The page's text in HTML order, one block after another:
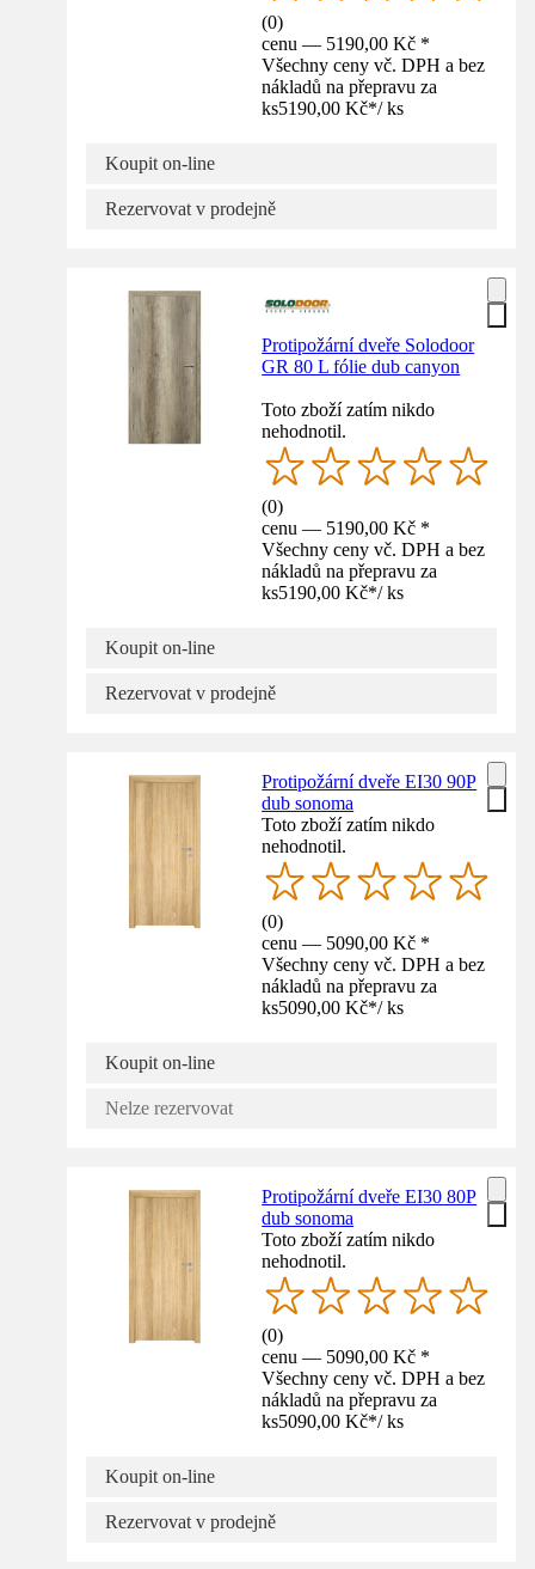
(0)
cenu — 5190,00 Kč *
Všechny ceny vč. DPH a bez
nákladů na přepravu za
ks5190,00 Kč*/ ks
Koupit on-line
Rezervovat v prodejně
Protipožární dveře Solodoor
GR 80 L fólie dub canyon
Toto zboží zatím nikdo
nehodnotil.
(0)
cenu — 5190,00 Kč *
Všechny ceny vč. DPH a bez
nákladů na přepravu za
ks5190,00 Kč*/ ks
Koupit on-line
Rezervovat v prodejně
Protipožární dveře EI30 90P
dub sonoma
Toto zboží zatím nikdo
nehodnotil.
(0)
cenu — 5090,00 Kč *
Všechny ceny vč. DPH a bez
nákladů na přepravu za
ks5090,00 Kč*/ ks
Koupit on-line
Nelze rezervovat
Protipožární dveře EI30 80P
dub sonoma
Toto zboží zatím nikdo
nehodnotil.
(0)
cenu — 5090,00 Kč *
Všechny ceny vč. DPH a bez
nákladů na přepravu za
ks5090,00 Kč*/ ks
Koupit on-line
Rezervovat v prodejně